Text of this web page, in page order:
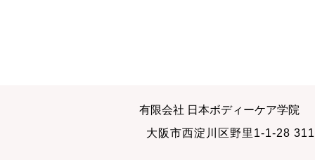
有限会社 日本ボディーケア学院
大阪市西淀川区野里1-1-28 311